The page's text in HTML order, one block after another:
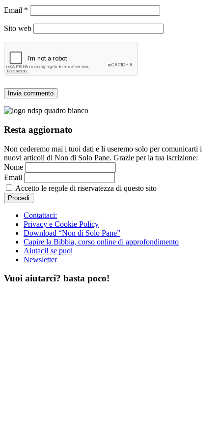
Email *
Sito web
Resta aggiornato
Non cederemo mai i tuoi dati e li useremo solo per comunicarti i
nuovi articoli di Non di Solo Pane. Grazie per la tua iscrizione:
Nome
Email
Accetto le regole di riservatezza di questo sito
Contattaci:
Privacy e Cookie Policy
Download “Non di Solo Pane”
Capire la Bibbia, corso online di approfondimento
Aiutaci! se puoi
Newsletter
Vuoi aiutarci? basta poco!